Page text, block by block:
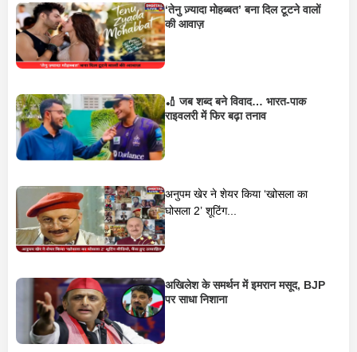
‘तेनु ज़्यादा मोहब्बत’ बना दिल टूटने वालों
की आवाज़
🏏 जब शब्द बने विवाद… भारत-पाक
राइवलरी में फिर बढ़ा तनाव
अनुपम खेर ने शेयर किया ‘खोसला का
घोसला 2’ शूटिंग...
अखिलेश के समर्थन में इमरान मसूद, BJP
पर साधा निशाना